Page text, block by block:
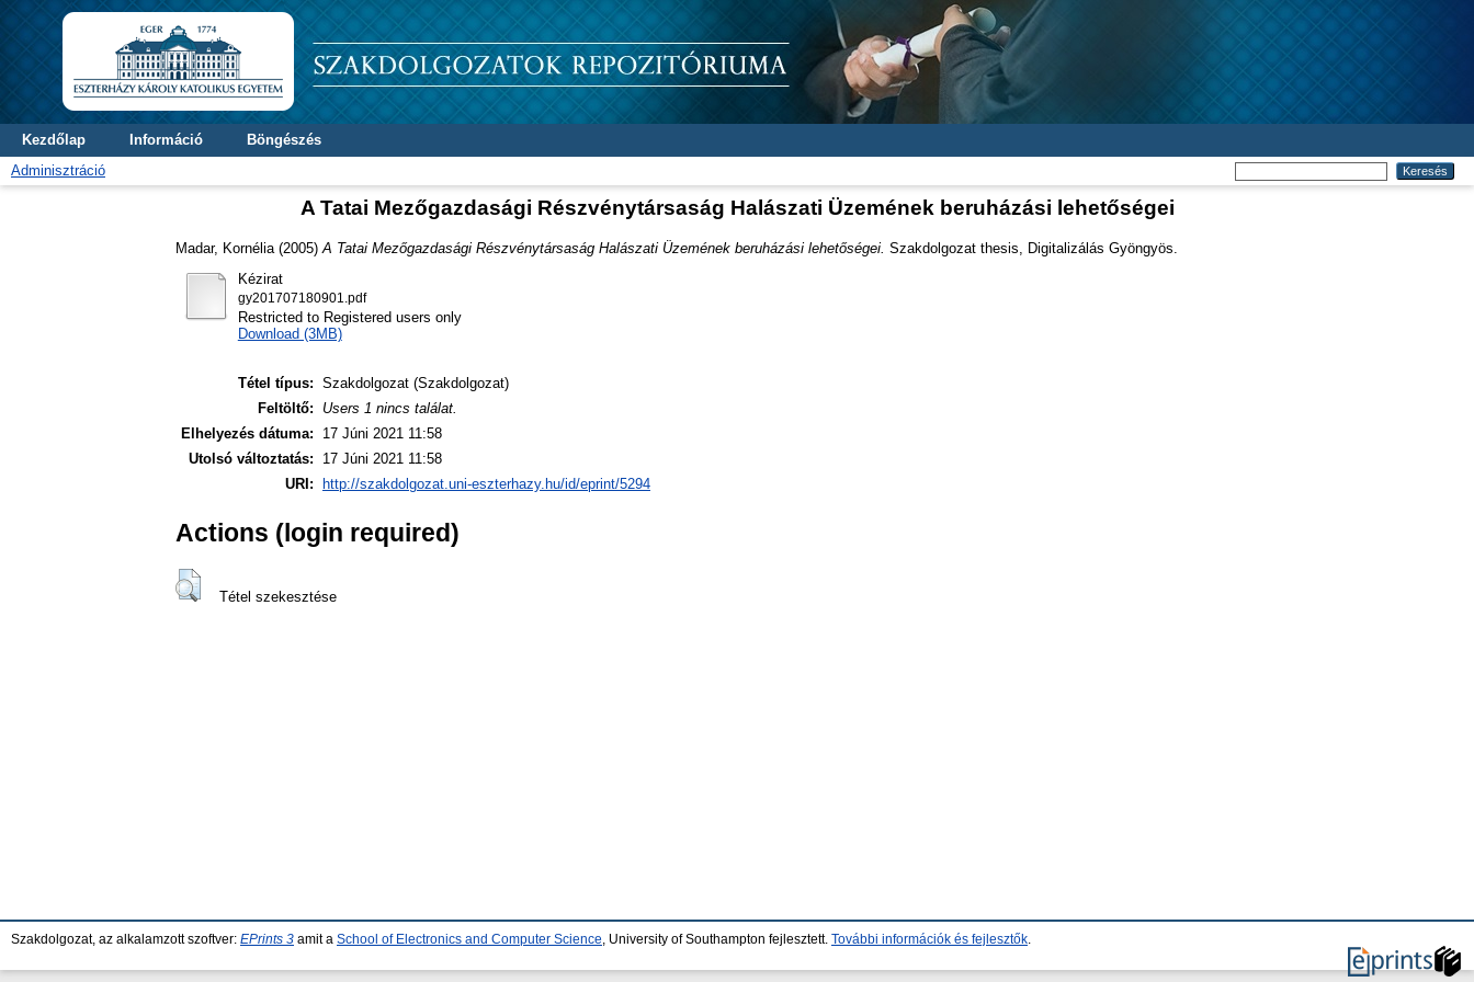
Kezdőlap Információ
Böngészés
Adminisztráció
A Tatai Mezőgazdasági Részvénytársaság Halászati Üzemének beruházási lehetőségei
Madar, Kornélia (2005) A Tatai Mezőgazdasági Részvénytársaság Halászati Üzemének beruházási lehetőségei. Szakdolgozat thesis, Digitalizálás Gyöngyös.
Kézirat
gy201707180901.pdf
Restricted to Registered users only
Download (3MB)
Tétel típus: Szakdolgozat (Szakdolgozat)
Feltöltő:
Users 1 nincs találat.
Elhelyezés dátuma:
17 Júni 2021 11:58
Utolsó változtatás:
17 Júni 2021 11:58
URI:
http://szakdolgozat.uni-eszterhazy.hu/id/eprint/5294
Actions (login required)
Tétel szekesztése
Szakdolgozat, az alkalamzott szoftver: EPrints 3 amit a School of Electronics and Computer Science , University of Southampton fejlesztett. További információk és fejlesztők